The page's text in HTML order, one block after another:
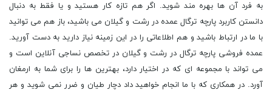
به فرد آن ها بهره مند شوید. اگر هم تازه کار هستید و یا فقط به دنبال
دانستن کاربرد پارچه ترگال عمده در رشت و گیلان می باشید، باز هم می توانید
با ما در ارتباط باشید و هم اطلاعاتی را در این زمینه نیاز دارید به دست آورید.
عمده فروشی پارچه ترگال در رشت و گیلان در تخصص نساجی آنلاین است و
می تواند با مجموعه ای که در اختیار دارد، بهترین ها را برای شما به ارمغان
آورد. در همکاری که با ما انجام خواهید داد دچار طیان و ضرر نمی شوید و هر